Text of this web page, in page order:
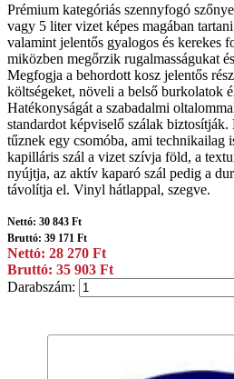
Prémium kategóriás szennyfogó
vagy 5 liter vizet képes magában
valamint jelentős gyalogos és kerekes
miközben megőrzik rugalmasságukat
Megfogja a behordott kosz jelentős
költségeket, növeli a belső burkolatok
Hatékonyságát a szabadalmi
standardot képviselő szálak
tűznek egy csomóba, ami technikailag
kapilláris szál a vizet szívja föld, a
nyújtja, az aktív kaparó szál pedig a
távolítja el. Vinyl hátlappal, szegve.
Nettó: 30 843 Ft
Bruttó: 39 171 Ft
Nettó: 28 270 Ft
Bruttó: 35 903 Ft
Darabszám: